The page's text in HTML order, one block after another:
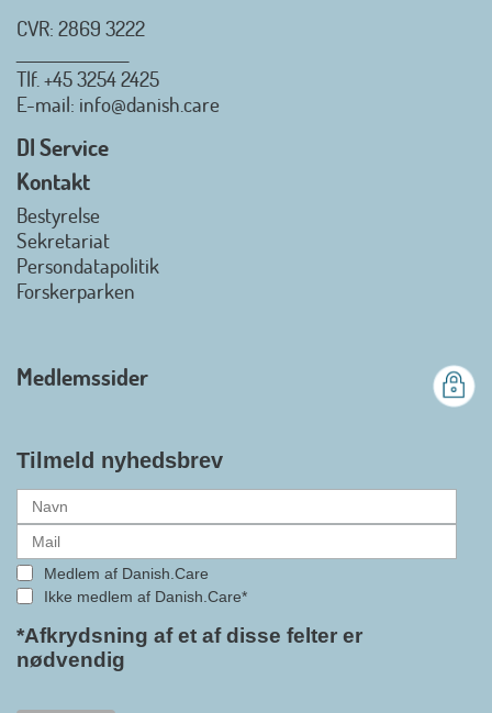
Danish.Care - Branchen for
hjælpemidler og
Danish.Care fra den 01. juli 2026
officielt kan kalde sig for
medlemsforening i DI - Dansk
gennemslagskraft og skabe
hjælpemidler samt give
medlemmerne adgang til en
alle formaliteterne nu er på plads
i samarbejdet mellem
Danish.Care og DI glæder
bestyrelsesleder i Danish.Care,
Claus Ipsen. Han betragter
CVR: 2869 3222
Tlf. +45 3254 2425
E-mail: info@danish.care
DI Service
Kontakt
Bestyrelse
Sekretariat
Persondatapolitik
Forskerparken
Medlemssider
Tilmeld nyhedsbrev
Medlem af Danish.Care
Ikke medlem af Danish.Care*
*Afkrydsning af et af disse felter er
nødvendig